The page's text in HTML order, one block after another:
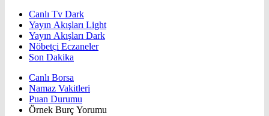
Canlı Tv Dark
Yayın Akışları Light
Yayın Akışları Dark
Nöbetçi Eczaneler
Son Dakika
Canlı Borsa
Namaz Vakitleri
Puan Durumu
Örnek Burç Yorumu